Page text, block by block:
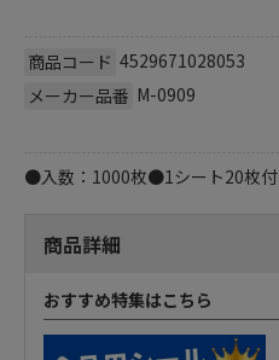
商品コード 4529671028053
メーカー品番 M-0909
●入数：1000枚●1シート20枚付
商品詳細
おすすめ特集はこちら